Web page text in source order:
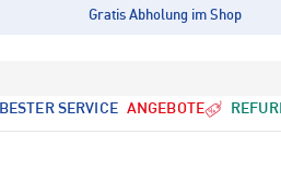
Gratis Abholung im Shop
BESTER SERVICE ANGEBOTE